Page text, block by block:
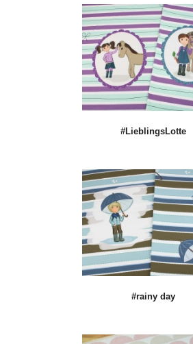
#LieblingsLotte
#rainy day